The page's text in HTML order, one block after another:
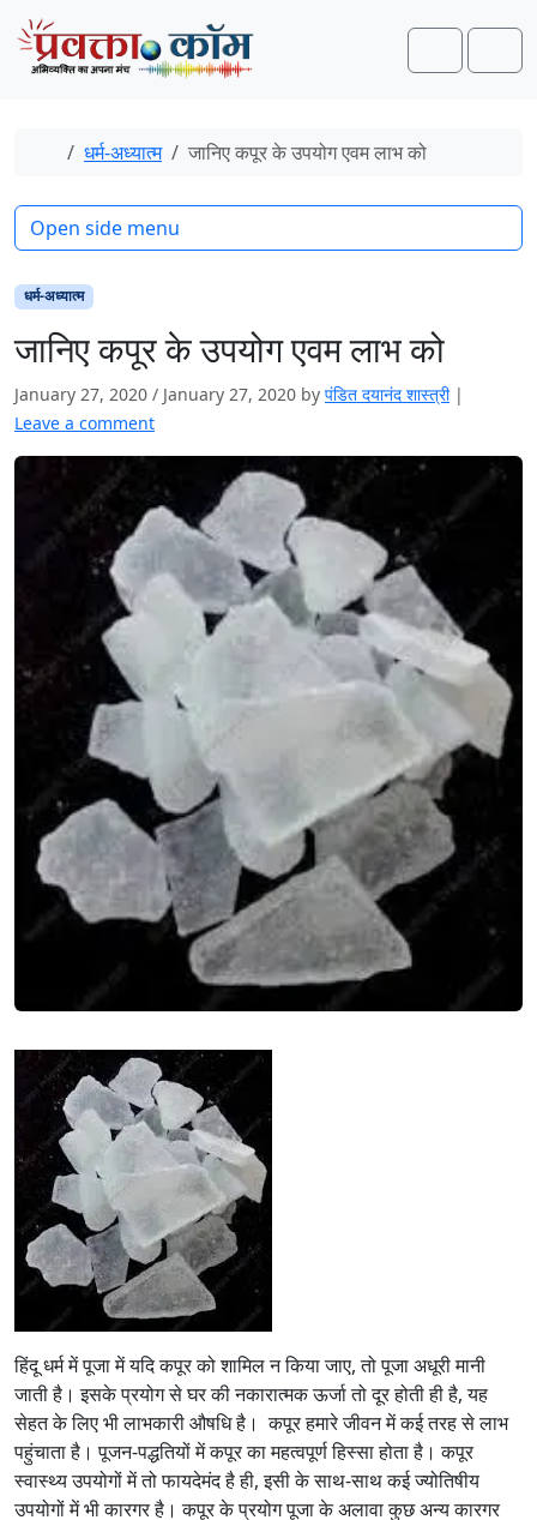
Skip to content
Skip to footer
Search
Home
धर्म-अध्यात्म जानिए कपूर के उपयोग एवम लाभ को
धर्म-अध्यात्म
जानिए कपूर के उपयोग एवम लाभ को
January 27, 2020 / January 27, 2020 by पंडित दयानंद शास्त्री |
Leave a comment
हिंदू धर्म में पूजा में यदि कपूर को शामिल न किया जाए, तो पूजा अधूरी मानी
जाती है। इसके प्रयोग से घर की नकारात्मक ऊर्जा तो दूर होती ही है, यह
सेहत के लिए भी लाभकारी औषधि है। कपूर हमारे जीवन में कई तरह से लाभ
पहुंचाता है। पूजन-पद्धतियों में कपूर का महत्वपूर्ण हिस्सा होता है। कपूर
स्वास्थ्य उपयोगों में तो फायदेमंद है ही, इसी के साथ-साथ कई ज्योतिषीय
उपयोगों में भी कारगर है। कपूर के प्रयोग पूजा के अलावा कुछ अन्य कारगर
Open side menu